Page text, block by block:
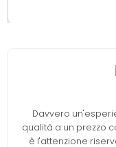
Davvero
qualità a un prezzo
è l'attenzione